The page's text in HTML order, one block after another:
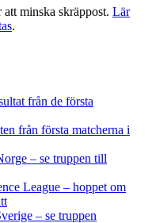
minska skräppost. Lär
.
från de första
från första matcherna i
– se truppen till
League – hoppet om
– se truppen